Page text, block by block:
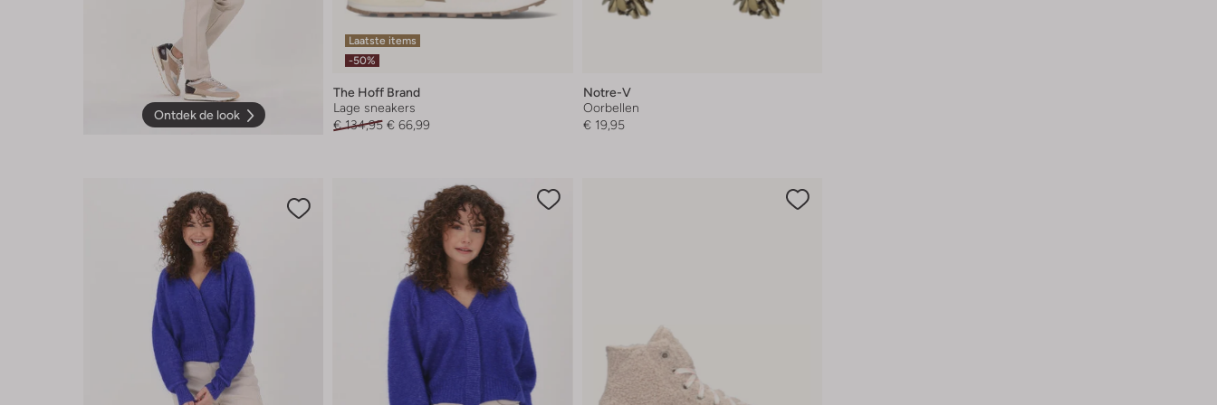
Ontdek de look
Laatste items
-50%
The Hoff Brand
Lage sneakers
€ 134,95 € 66,99
Notre-V
Oorbellen
€ 19,95